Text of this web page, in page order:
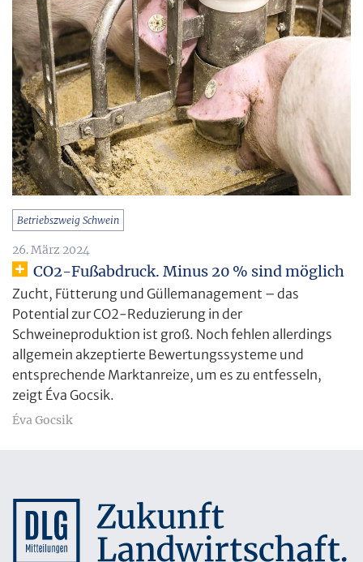
Betriebszweig Schwein
26. März 2024
CO2-Fußabdruck. Minus 20 % sind möglich
Zucht, Fütterung und Güllemanagement – das
Potential zur CO2-Reduzierung in der
Schweineproduktion ist groß. Noch fehlen allerdings
allgemein akzeptierte Bewertungssysteme und
entsprechende Marktanreize, um es zu entfesseln,
zeigt Éva Gocsik.
Éva Gocsik